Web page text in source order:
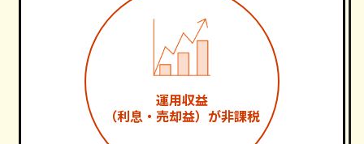
運用収益
（利息・売却益）が非課税